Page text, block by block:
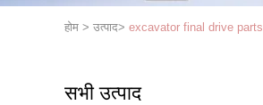
होम > उत्पाद> excavator final drive parts
सभी उत्पाद